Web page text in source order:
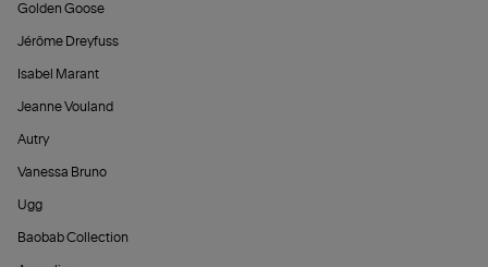
Golden Goose
Jérôme Dreyfuss
Isabel Marant
Jeanne Vouland
Autry
Vanessa Bruno
Ugg
Baobab Collection